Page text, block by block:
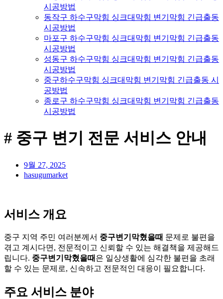
시공방법
동작구 하수구막힘 싱크대막힘 변기막힘 긴급출동
시공방법
마포구 하수구막힘 싱크대막힘 변기막힘 긴급출동
시공방법
성동구 하수구막힘 싱크대막힘 변기막힘 긴급출동
시공방법
중구하수구막힘 싱크대막힘 변기막힘 긴급출동 시
공방법
종로구 하수구막힘 싱크대막힘 변기막힘 긴급출동
시공방법
# 중구 변기 전문 서비스 안내
9월 27, 2025
hasugumarket
서비스 개요
중구 지역 주민 여러분께서 중구변기막혔을때 문제로 불편을
겪고 계시다면, 전문적이고 신뢰할 수 있는 해결책을 제공해드
립니다. 중구변기막혔을때 은 일상생활에 심각한 불편을 초래
할 수 있는 문제로, 신속하고 전문적인 대응이 필요합니다.
주요 서비스 분야